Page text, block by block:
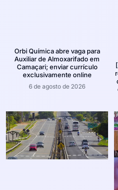
Orbi Química abre vaga para
Auxiliar de Almoxarifado em
Camaçari; enviar currículo
exclusivamente online
6 de agosto de 2026